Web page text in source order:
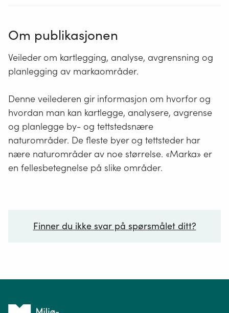
Om publikasjonen
Veileder om kartlegging, analyse, avgrensning og
planlegging av markaområder.
Denne veilederen gir informasjon om hvorfor og
hvordan man kan kartlegge, analysere, avgrense
og planlegge by- og tettstedsnære
naturområder. De fleste byer og tettsteder har
nære naturområder av noe størrelse. «Marka» er
en fellesbetegnelse på slike områder.
Finner du ikke svar på spørsmålet ditt?
Tilbake